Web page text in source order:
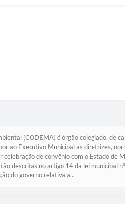
(CODEMA) é órgão colegiado, de
ao Executivo Municipal as diretrizes,
de convênio com o Estado de
descritas no artigo 14 da lei
do governo relativa a...